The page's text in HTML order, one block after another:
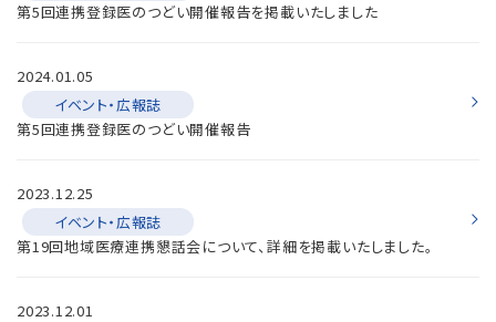
第5回連携登録医のつどい開催報告を掲載いたしました
2024.01.05
イベント・広報誌
第5回連携登録医のつどい開催報告
2023.12.25
イベント・広報誌
第19回地域医療連携懇話会について、詳細を掲載いたしました。
2023.12.01